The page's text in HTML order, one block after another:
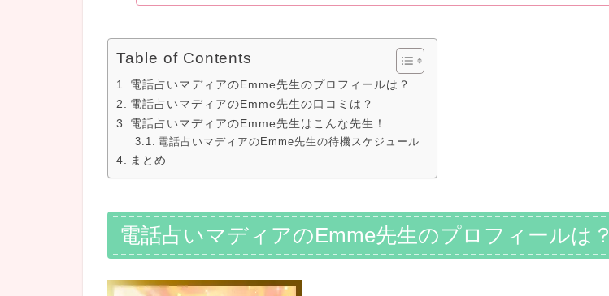
Table of Contents
電話占いマディアのEmme先生のプロフィールは？
電話占いマディアのEmme先生の口コミは？
電話占いマディアのEmme先生はこんな先生！
電話占いマディアのEmme先生の待機スケジュール
まとめ
電話占いマディアのEmme先生のプロフィールは？